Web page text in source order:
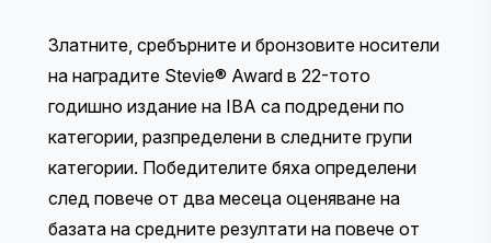
Златните, сребърните и бронзовите носители
на наградите Stevie® Award в 22-тото
годишно издание на IBA са подредени по
категории, разпределени в следните групи
категории. Победителите бяха определени
след повече от два месеца оценяване на
базата на средните резултати на повече от